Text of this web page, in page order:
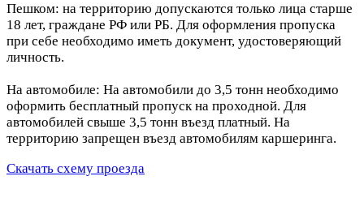
Пешком: на территорию допускаются только лица старше
18 лет, граждане РФ или РБ. Для оформления пропуска
при себе необходимо иметь документ, удостоверяющий
личность.
На автомобиле: На автомобили до 3,5 тонн необходимо
оформить бесплатный пропуск на проходной. Для
автомобилей свыше 3,5 тонн въезд платный. На
территорию запрещен въезд автомобилям каршеринга.
Скачать схему проезда